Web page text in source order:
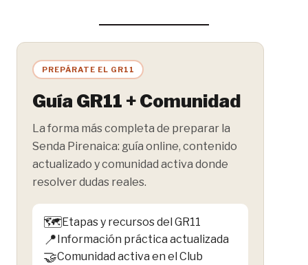
PREPÁRATE EL GR11
Guía GR11 + Comunidad
La forma más completa de preparar la
Senda Pirenaica: guía online, contenido
actualizado y comunidad activa donde
resolver dudas reales.
🗺️Etapas y recursos del GR11
📍Información práctica actualizada
🤝Comunidad activa en el Club